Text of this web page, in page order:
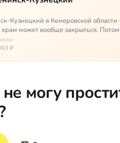
Кузнецкий в Кемеровской области
может вообще закрыться.
₽
могу